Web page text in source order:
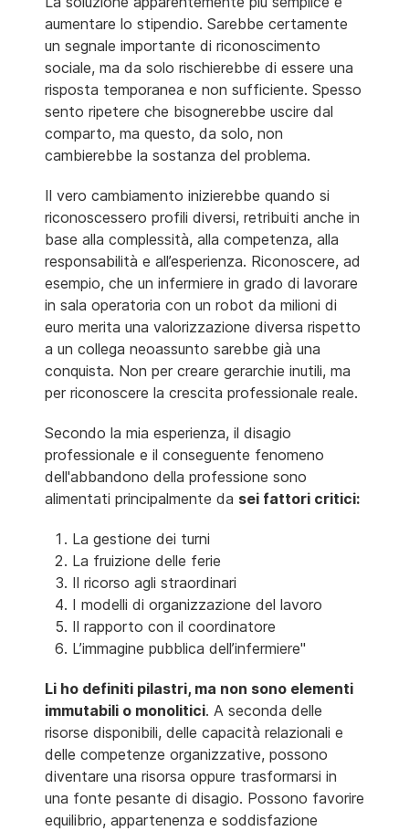
aumentare lo stipendio. Sarebbe certamente
un segnale importante di riconoscimento
sociale, ma da solo rischierebbe di essere una
risposta temporanea e non sufficiente. Spesso
sento ripetere che bisognerebbe uscire dal
comparto, ma questo, da solo, non
cambierebbe la sostanza del problema.
Il vero cambiamento inizierebbe quando si
riconoscessero profili diversi, retribuiti anche in
base alla complessità, alla competenza, alla
responsabilità e all’esperienza. Riconoscere, ad
esempio, che un infermiere in grado di lavorare
in sala operatoria con un robot da milioni di
euro merita una valorizzazione diversa rispetto
a un collega neoassunto sarebbe già una
conquista. Non per creare gerarchie inutili, ma
per riconoscere la crescita professionale reale.
Secondo la mia esperienza, il disagio
professionale e il conseguente fenomeno
dell'abbandono della professione sono
alimentati principalmente da sei fattori critici:
La gestione dei turni
La fruizione delle ferie
Il ricorso agli straordinari
I modelli di organizzazione del lavoro
Il rapporto con il coordinatore
L’immagine pubblica dell’infermiere"
Li ho definiti pilastri, ma non sono elementi
immutabili o monolitici. A seconda delle
risorse disponibili, delle capacità relazionali e
delle competenze organizzative, possono
diventare una risorsa oppure trasformarsi in
una fonte pesante di disagio. Possono favorire
equilibrio, appartenenza e soddisfazione